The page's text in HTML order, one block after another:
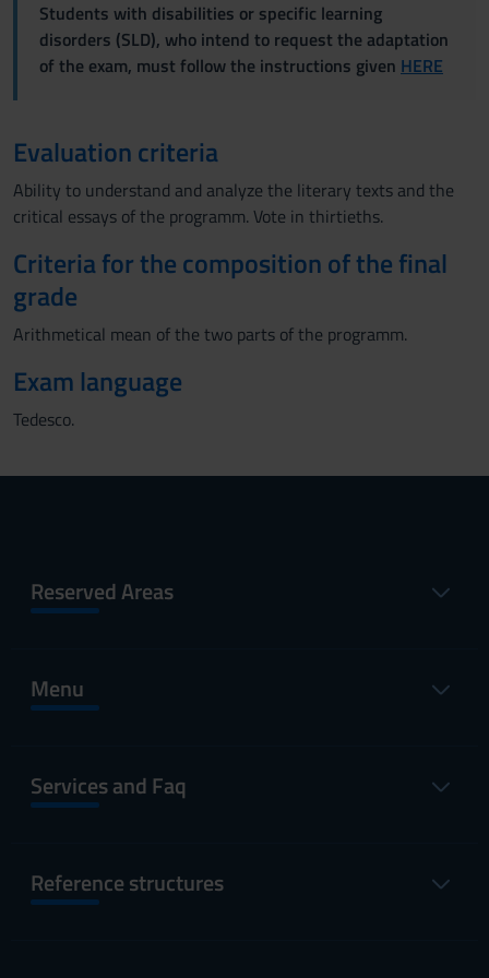
Students with disabilities or specific learning
disorders (SLD), who intend to request the adaptation
of the exam, must follow the instructions given HERE
Evaluation criteria
Ability to understand and analyze the literary texts and the
critical essays of the programm. Vote in thirtieths.
Criteria for the composition of the final
grade
Arithmetical mean of the two parts of the programm.
Exam language
Tedesco.
Reserved Areas
Menu
Services and Faq
Reference structures